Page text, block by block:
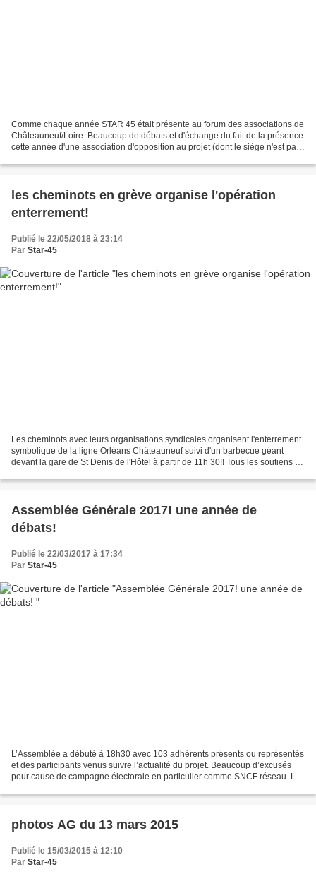
Comme chaque année STAR 45 était présente au forum des associations de
Châteauneuf/Loire. Beaucoup de débats et d'échange du fait de la présence
cette année d'une association d'opposition au projet (dont le siège n'est pas
les cheminots en grève organise l'opération
enterrement!
Publié le 22/05/2018 à 23:14
Par Star-45
Les cheminots avec leurs organisations syndicales organisent l'enterrement
symbolique de la ligne Orléans Châteauneuf suivi d'un barbecue géant
devant la gare de St Denis de l'Hôtel à partir de 11h 30!! Tous les soutiens de
Assemblée Générale 2017! une année de
débats!
Publié le 22/03/2017 à 17:34
Par Star-45
L’Assemblée a débuté à 18h30 avec 103 adhérents présents ou représentés
et des participants venus suivre l’actualité du projet. Beaucoup d’excusés
pour cause de campagne électorale en particulier comme SNCF réseau. Le
photos AG du 13 mars 2015
Publié le 15/03/2015 à 12:10
Par Star-45